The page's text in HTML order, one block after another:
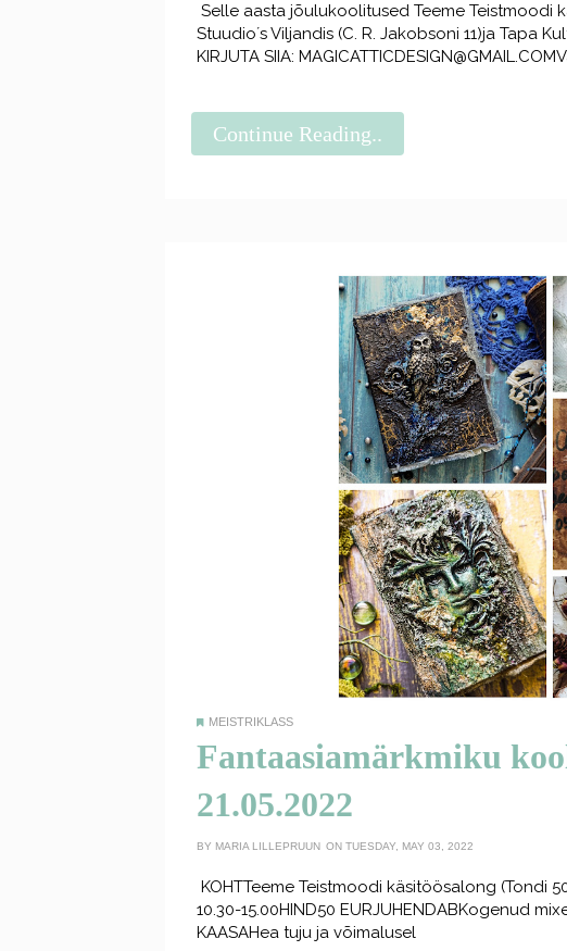
Selle aasta jõulukoolitused Teeme Teistmoodi
Stuudio´s Viljandis (C. R. Jakobsoni 11)ja Tapa
KIRJUTA SIIA:
Continue Reading..
MEISTRIKLASS
Fantaasiamärkmiku
21.05.2022
BY MARIA LILLEPRUUN ON TUESDAY, MAY 03, 2022
KOHTTeeme Teistmoodi käsitöösalong (Tondi
10.30-15.00HIND50 EURJUHENDABKogenud
KAASAHea tuju ja võimalusel